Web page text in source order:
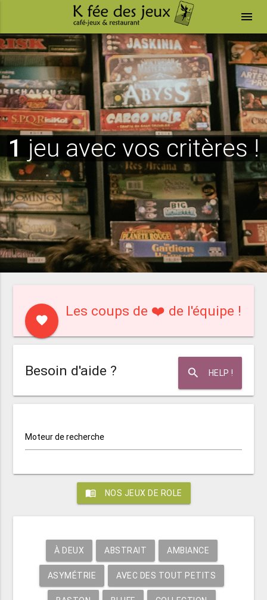
menu
1 jeu avec vos critères !
favorite
Les coups de ❤️ de l'équipe !
search HELP !
Besoin d'aide ?
Moteur de recherche
menu_book NOS JEUX DE ROLE
À DEUX ABSTRAIT AMBIANCE
ASYMÉTRIE AVEC DES TOUT PETITS